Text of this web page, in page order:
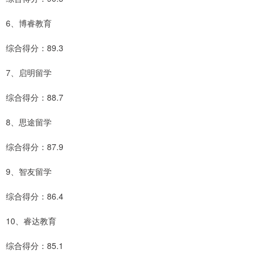
6、博睿教育
综合得分：89.3
7、启明留学
综合得分：88.7
8、思途留学
综合得分：87.9
9、智友留学
综合得分：86.4
10、睿达教育
综合得分：85.1